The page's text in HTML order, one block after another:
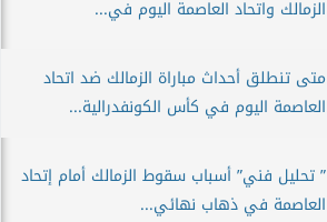
الزمالك واتحاد العاصمة اليوم في...
متى تنطلق أحداث مباراة الزمالك ضد اتحاد
العاصمة اليوم في كأس الكونفدرالية...
” تحليل فني” أسباب سقوط الزمالك أمام إتحاد
العاصمة في ذهاب نهائي...